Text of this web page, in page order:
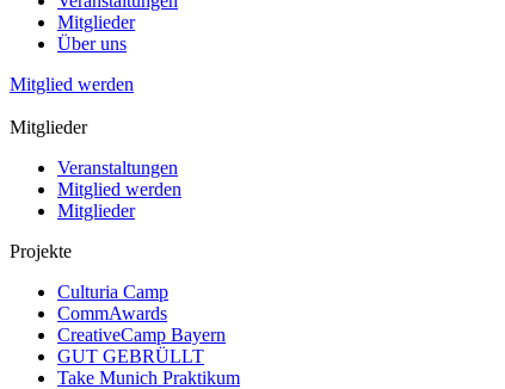
Mitglieder
Über uns
Mitglied werden
Mitglieder
Veranstaltungen
Mitglied werden
Mitglieder
Projekte
Culturia Camp
CommAwards
CreativeCamp Bayern
GUT GEBRÜLLT
Take Munich Praktikum